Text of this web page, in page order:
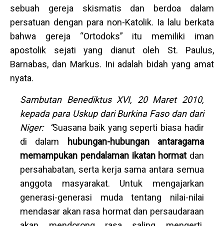
sebuah gereja skismatis dan berdoa dalam
persatuan dengan para non-Katolik. Ia lalu berkata
bahwa gereja “Ortodoks” itu memiliki iman
apostolik sejati yang dianut oleh St. Paulus,
Barnabas, dan Markus. Ini adalah bidah yang amat
nyata.
Sambutan Benediktus XVI, 20 Maret 2010,
kepada para Uskup dari Burkina Faso dan dari
Niger: “Suasana baik yang seperti biasa hadir
di dalam
hubungan-hubungan antaragama
memampukan pendalaman ikatan hormatdan
persahabatan, serta kerja sama antara semua
anggota masyarakat. Untuk mengajarkan
generasi-generasi muda tentang nilai-nilai
mendasar akan rasa hormat dan persaudaraan